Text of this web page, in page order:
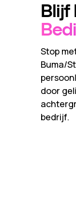
Blijf
Stop
Buma/
door
bedrijf.